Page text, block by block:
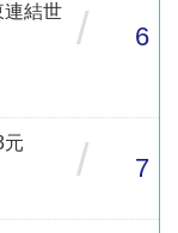
連結世
/ 6
元
/ 7